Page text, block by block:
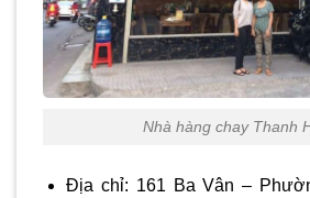
Nhà hàng chay Thanh
Địa chỉ: 161 Ba Vân –